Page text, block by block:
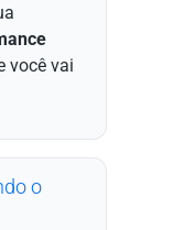
você vai
o